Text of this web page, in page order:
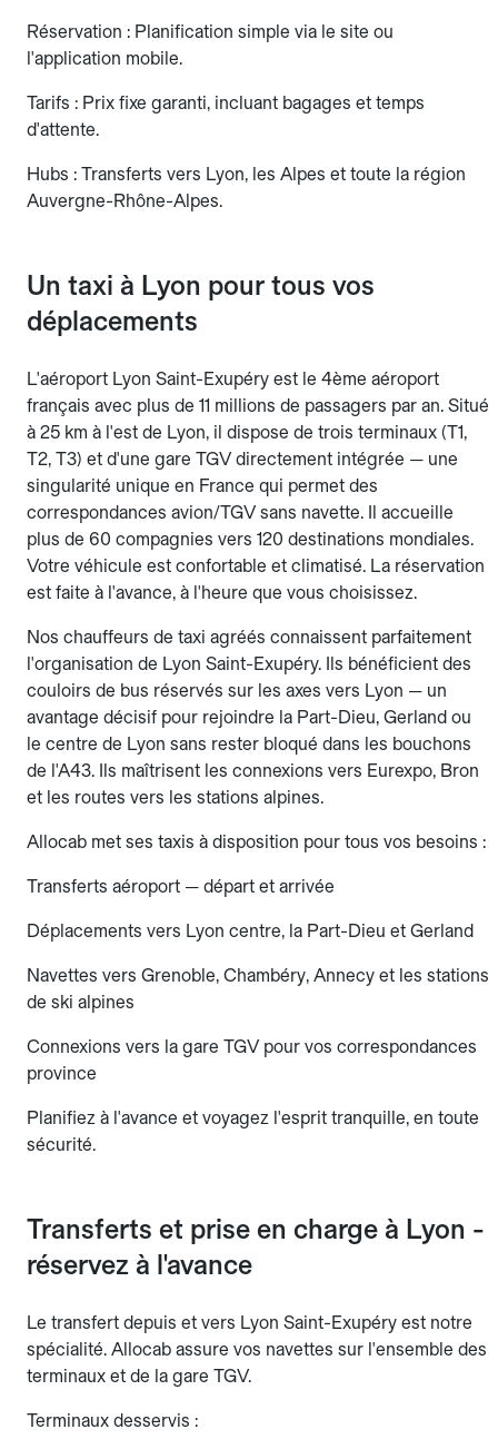
Réservation : Planification simple via le site ou
l'application mobile.
Tarifs : Prix fixe garanti, incluant bagages et temps
d'attente.
Hubs : Transferts vers Lyon, les Alpes et toute la région
Auvergne-Rhône-Alpes.
Un taxi à Lyon pour tous vos
déplacements
L'aéroport Lyon Saint-Exupéry est le 4ème aéroport
français avec plus de 11 millions de passagers par an. Situé
à 25 km à l'est de Lyon, il dispose de trois terminaux (T1,
T2, T3) et d'une gare TGV directement intégrée — une
singularité unique en France qui permet des
correspondances avion/TGV sans navette. Il accueille
plus de 60 compagnies vers 120 destinations mondiales.
Votre véhicule est confortable et climatisé. La réservation
est faite à l'avance, à l'heure que vous choisissez.
Nos chauffeurs de taxi agréés connaissent parfaitement
l'organisation de Lyon Saint-Exupéry. Ils bénéficient des
couloirs de bus réservés sur les axes vers Lyon — un
avantage décisif pour rejoindre la Part-Dieu, Gerland ou
le centre de Lyon sans rester bloqué dans les bouchons
de l'A43. Ils maîtrisent les connexions vers Eurexpo, Bron
et les routes vers les stations alpines.
Allocab met ses taxis à disposition pour tous vos besoins :
Transferts aéroport — départ et arrivée
Déplacements vers Lyon centre, la Part-Dieu et Gerland
Navettes vers Grenoble, Chambéry, Annecy et les stations
de ski alpines
Connexions vers la gare TGV pour vos correspondances
province
Planifiez à l'avance et voyagez l'esprit tranquille, en toute
sécurité.
Transferts et prise en charge à Lyon -
réservez à l'avance
Le transfert depuis et vers Lyon Saint-Exupéry est notre
spécialité. Allocab assure vos navettes sur l'ensemble des
terminaux et de la gare TGV.
Terminaux desservis :